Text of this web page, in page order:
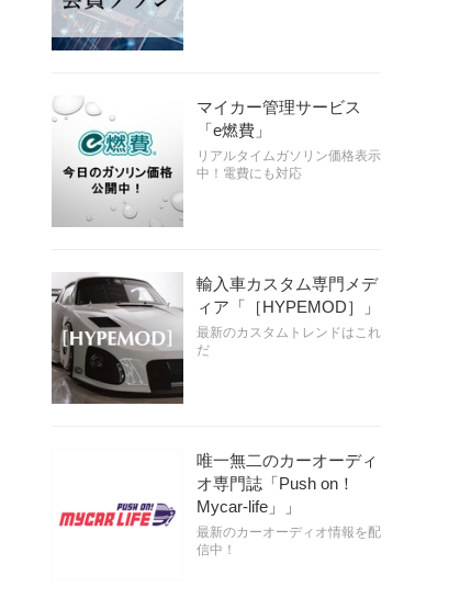
マイカー管理サービス
「e燃費」
リアルタイムガソリン価格表示
中！電費にも対応
輸入車カスタム専門メデ
ィア「［HYPEMOD］」
最新のカスタムトレンドはこれ
だ
唯一無二のカーオーディ
オ専門誌「Push on！
Mycar-life」」
最新のカーオーディオ情報を配
信中！